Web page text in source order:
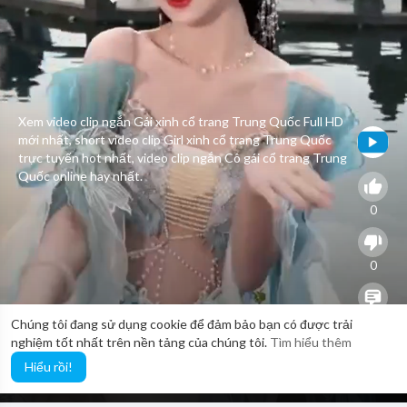
Chúng tôi đang sử dụng cookie để đảm bảo bạn có được trải
nghiệm tốt nhất trên nền tảng của chúng tôi. Tìm hiểu thêm
Hiểu rồi!
Xem video clip ngắn Gái xinh cổ trang Trung Quốc Full HD
mới nhất, short video clip Girl xinh cổ trang Trung Quốc
trực tuyến hot nhất, video clip ngắn Cô gái cổ trang Trung
Quốc online hay nhất.
0
0